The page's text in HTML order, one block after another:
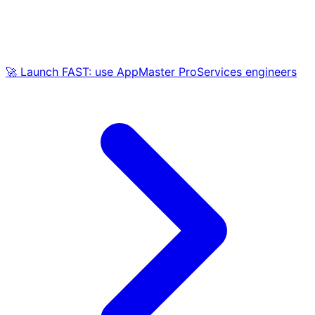
🚀 Launch FAST: use AppMaster ProServices engineers